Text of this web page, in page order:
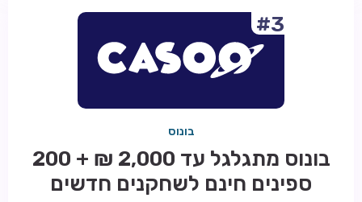
#3
בונוס
בונוס מתגלגל עד 2,000 ₪ + 200
ספינים חינם לשחקנים חדשים